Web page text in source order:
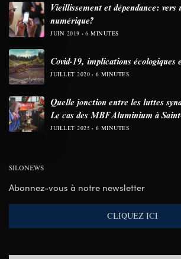
Vieillissement et dépendance: vers
numérique?
JUIN 2019 6 MINUTES
Covid-19, implications écologiques
JUILLET 2020 6 MINUTES
Quelle jonction entre les luttes
Le cas des MBF Aluminium à
JUILLET 2025 6 MINUTES
SILONEWS
Abonnez-vous à notre newsletter
CLIQUEZ ICI